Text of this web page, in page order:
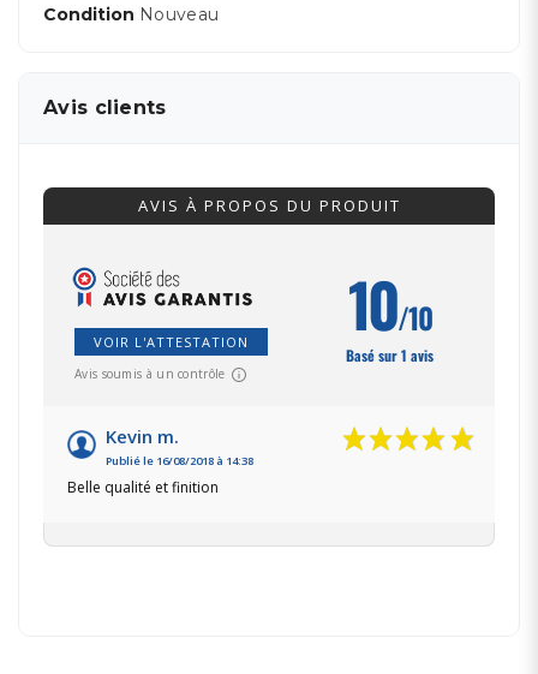
Condition Nouveau
Avis clients
AVIS À PROPOS DU PRODUIT
VOIR L'ATTESTATION
Avis soumis à un contrôle
10/10
Basé sur 1 avis
Kevin m.
Publié le 16/08/2018 à 14:38
Belle qualité et finition